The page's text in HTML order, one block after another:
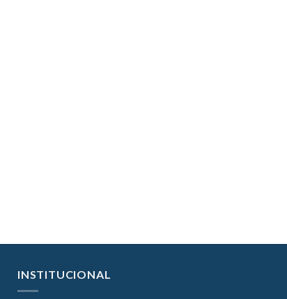
INSTITUCIONAL